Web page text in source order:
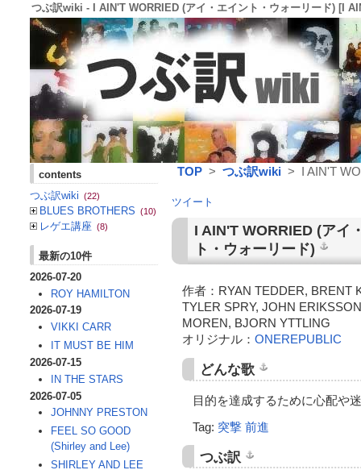
つぶ訳wiki - I AIN'T WORRIED (アイ・エイント・ウォーリード) [I
TOP > つぶ訳wiki > I AIN'T
ツイート
I AIN'T WORRIED(アイ
ト・ウォーリード)
作者：RYAN TEDDER, BRENT
TYLER SPRY, JOHN
MOREN, BJORN YTTLING
オリジナル： ONEREPUBLIC
どんな歌
目的を達成するために心配や
Tag: 突撃 前進
つぶ訳
contents
つぶ訳wiki (22)
BLUES BROTHERS (10)
レゲエ講座 (8)
最新の10件
2026-07-20
ROY HAMILTON
2026-07-19
VIKKI CARR
IT MUST BE HIM
2026-07-15
IN THE STARS
2026-07-05
JOHNNY PRESTON
FEEL SO GOOD
(Shirley and Lee)
SHIRLEY AND LEE